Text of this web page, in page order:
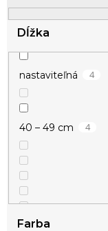
k
t
v
Dĺžka
nastaviteľná 4
40 – 49 cm 4
Farba